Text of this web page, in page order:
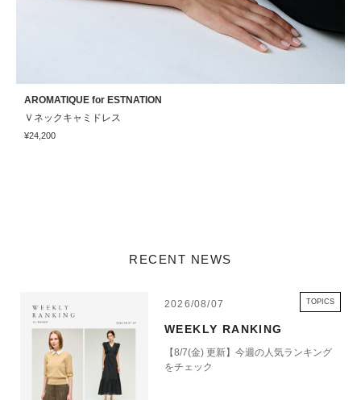
AROMATIQUE for ESTNATION
Ｖネックキャミドレス
¥24,200
RECENT NEWS
2026/08/07 TOPICS
WEEKLY RANKING
【8/7(金) 更新】今週の人気ランキング
をチェック